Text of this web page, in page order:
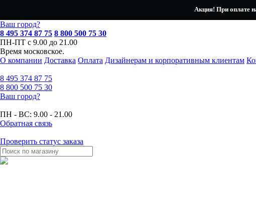
Акция! При оплате
Ваш город?
8 495 374 87 75 8 800 500 75 30
ПН-ПТ с 9.00 до 21.00
Время московское.
О компании Доставка Оплата Дизайнерам и корпоративным клиентам
8 495 374 87 75
8 800 500 75 30
Ваш город?
ПН - ВС: 9.00 - 21.00
Обратная связь
Проверить статус заказа